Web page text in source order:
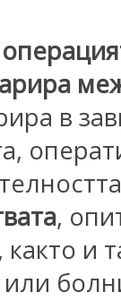
в
,
както и